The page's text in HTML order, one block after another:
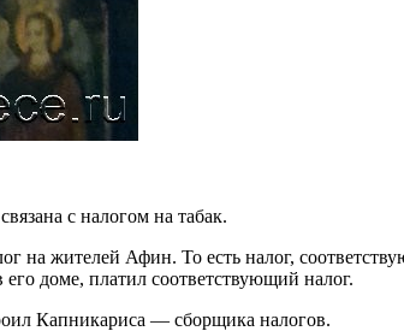
с налогом на табак.
на жителей Афин. То есть налог,
доме, платил соответствующий налог.
Капникариса — сборщика налогов.